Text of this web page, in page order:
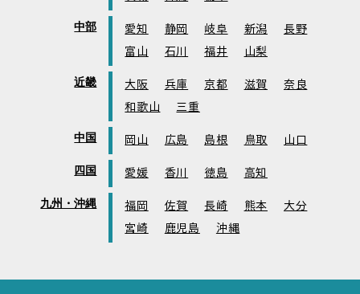
中部 愛知 静岡 岐阜 新潟
長野
富山
石川 福井 山梨
近畿 大阪 兵庫 京都 滋賀
奈良
和歌山
三重
中国 岡山 広島 島根 鳥取 山口
四国 愛媛 香川 徳島 高知
九州・沖縄 福岡 佐賀 長崎 熊本
大分
宮崎
鹿児島 沖縄